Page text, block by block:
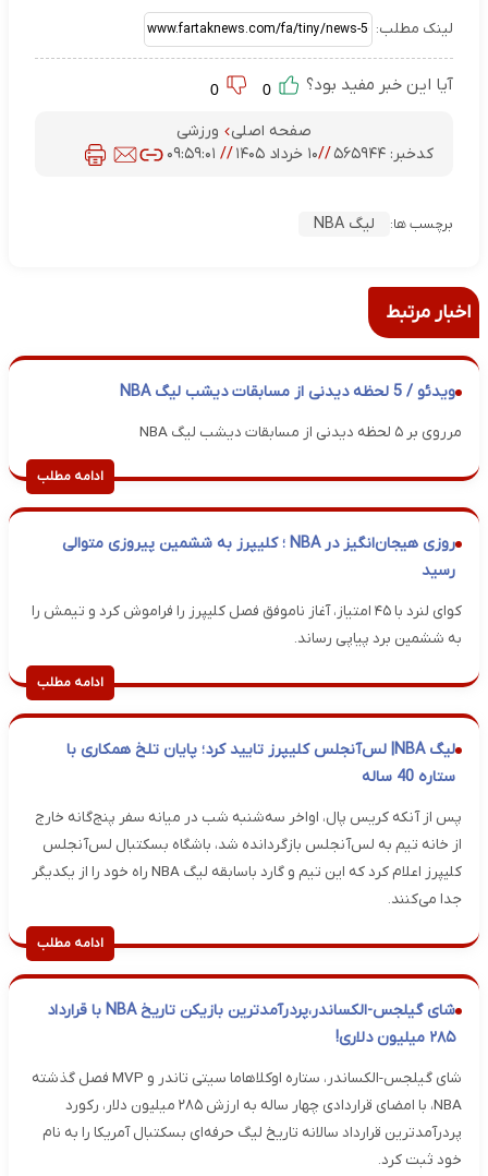
لینک مطلب:
آیا این خبر مفید بود؟
صفحه اصلی
ورزشی
کدخبر:۵۶۵۹۴۴ //۱۰ خرداد ۱۴۰۵ // ۰۹:۵۹:۰۱
برچسب ها: لیگ NBA
اخبار مرتبط
ویدئو / 5 لحظه دیدنی از مسابقات دیشب لیگ NBA
مرروی بر ۵ لحظه دیدنی از مسابقات دیشب لیگ NBA
ادامه مطلب
روزی هیجان‌انگیز در NBA ؛ کلیپرز به ششمین پیروزی متوالی
رسید
کوای لنرد با ۴۵ امتیاز، آغاز ناموفق فصل کلیپرز را فراموش کرد و تیمش را
به ششمین برد پیاپی رساند.
ادامه مطلب
لیگ NBA| لس‌آنجلس کلیپرز تایید کرد؛ پایان تلخ همکاری با
ستاره 40 ساله
پس از آنکه کریس پال، اواخر سه‌شنبه شب در میانه سفر پنج‌گانه خارج
از خانه تیم به لس‌آنجلس بازگردانده شد، باشگاه بسکتبال لس‌آنجلس
کلیپرز اعلام کرد که این تیم و گارد باسابقه لیگ NBA راه خود را از یکدیگر
جدا می‌کنند.
ادامه مطلب
شای گیلجس-الکساندر،پردرآمدترین بازیکن تاریخ NBA با قرارداد
۲۸۵ میلیون دلاری!
شای گیلجس-الکساندر، ستاره اوکلاهاما سیتی تاندر و MVP فصل گذشته
NBA، با امضای قراردادی چهار ساله به ارزش ۲۸۵ میلیون دلار، رکورد
پردرآمدترین قرارداد سالانه تاریخ لیگ حرفه‌ای بسکتبال آمریکا را به نام
خود ثبت کرد.